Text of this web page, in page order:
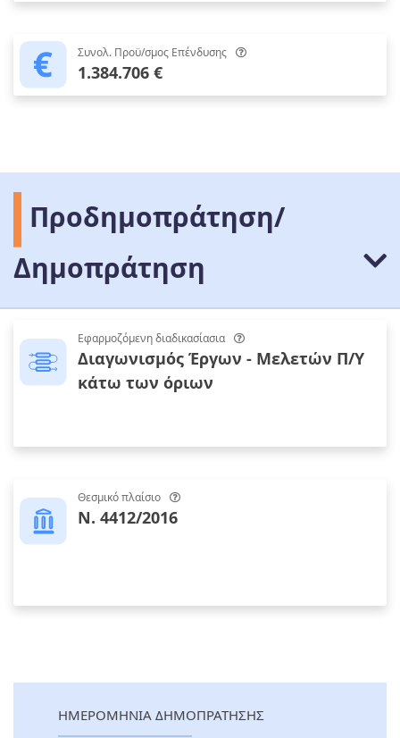
Συνολ. Προϋ/σμος Επένδυσης
1.384.706 €
Προδημοπράτηση/
Δημοπράτηση
Εφαρμοζόμενη διαδικασίασια
Διαγωνισμός Έργων - Μελετών Π/Υ
κάτω των όριων
Θεσμικό πλαίσιο
Ν. 4412/2016
ΗΜΕΡΟΜΗΝΙΑ ΔΗΜΟΠΡΑΤΗΣΗΣ